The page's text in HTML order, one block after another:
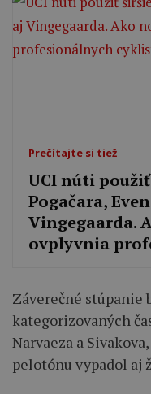
Prečítajte si tiež
UCI núti
Pogačara,
Vingegaarda.
ovplyvnia
Záverečné stúpanie
kategorizovaných
Narvaeza a
pelotónu vypadol aj